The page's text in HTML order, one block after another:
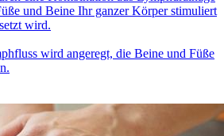
und Beine Ihr ganzer Körper stimuliert
wird.
wird angeregt, die Beine und Füße